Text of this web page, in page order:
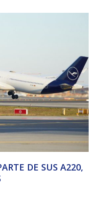
DE SUS A220,